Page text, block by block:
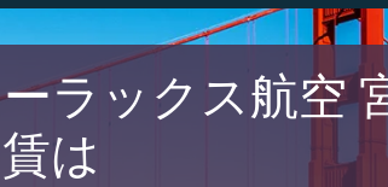
ラックス航空
は